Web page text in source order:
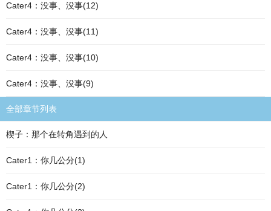
Cater4：没事、没事(12)
Cater4：没事、没事(11)
Cater4：没事、没事(10)
Cater4：没事、没事(9)
全部章节列表
楔子：那个在转角遇到的人
Cater1：你几公分(1)
Cater1：你几公分(2)